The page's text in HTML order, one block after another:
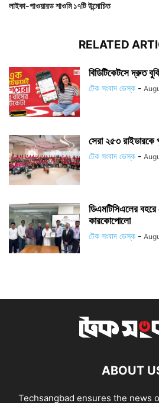
লাইকা-পাওয়ারড শাওমি ১৭টি উন্মোচিত
RELATED
বিডিটিকেটসে দ্রুত
টেক সংবাদ ডেস্ক -
সেরা ২৫৩
টেক সংবাদ ডেস্ক -
ডিএমটিসিএলের
কারকোপোলো
টেক সংবাদ ডেস্ক -
ABOUT
Techsangbad ensures the news